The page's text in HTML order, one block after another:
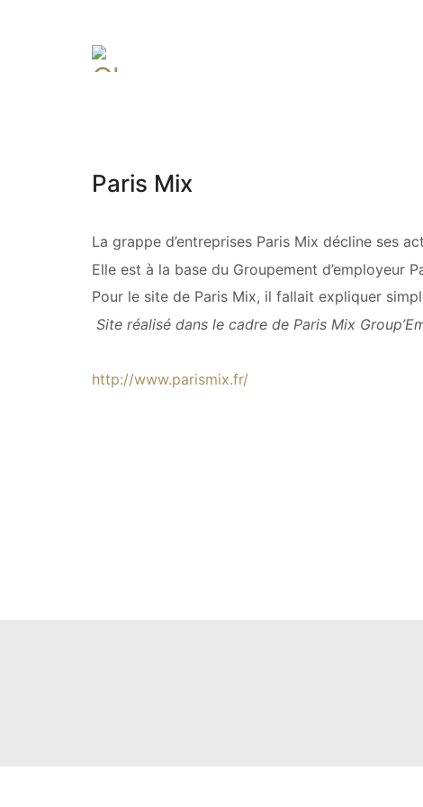
Paris Mix
La grappe d’entreprises Paris Mix décline ses
Elle est à la base du Groupement d’employeur
Pour le site de Paris Mix, il fallait expliquer
Site réalisé dans le cadre de Paris Mix
http://www.parismix.fr/